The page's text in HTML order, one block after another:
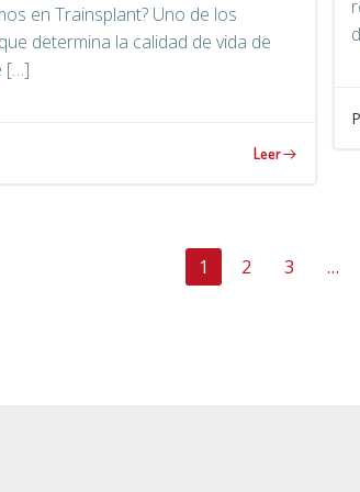
en Trainsplant? Uno de los
determina la calidad de vida de
[…]
Leer
Página
1 Página
2 Página
3 …